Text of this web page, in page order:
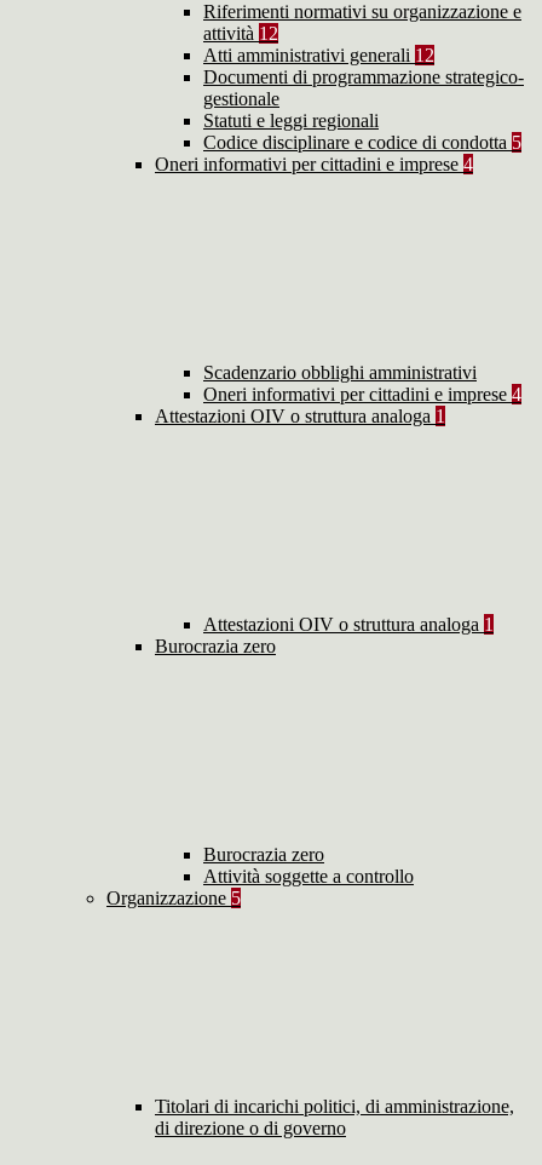
Riferimenti normativi su organizzazione e
attività 12
Atti amministrativi generali 12
Documenti di programmazione strategico-
gestionale
Statuti e leggi regionali
Codice disciplinare e codice di condotta 5
Oneri informativi per cittadini e imprese 4
Scadenzario obblighi amministrativi
Oneri informativi per cittadini e imprese 4
Attestazioni OIV o struttura analoga 1
Attestazioni OIV o struttura analoga 1
Burocrazia zero
Burocrazia zero
Attività soggette a controllo
Organizzazione 5
Titolari di incarichi politici, di amministrazione,
di direzione o di governo